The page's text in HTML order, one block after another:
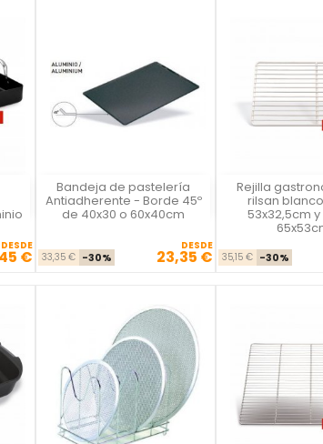
DESDE
€
Bandeja de pastelería
Antiadherente - Borde 45º
de 40x30 o 60x40cm
Precio base
33,35 € -30% Precio
DESDE
23,35 €

Vista rápida Rejilla
rilsan blanco
53x32,5cm y
35,15 € -30%
Vista